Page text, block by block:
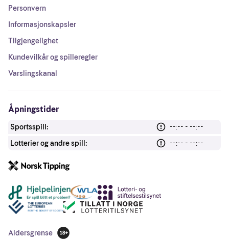
Personvern
Informasjonskapsler
Tilgjengelighet
Kundevilkår og spilleregler
Varslingskanal
Åpningstider
Sportsspill:
--:-- - --:--
Lotterier og andre spill:
--:-- - --:--
Andre lenker
Aldersgrense
18 år